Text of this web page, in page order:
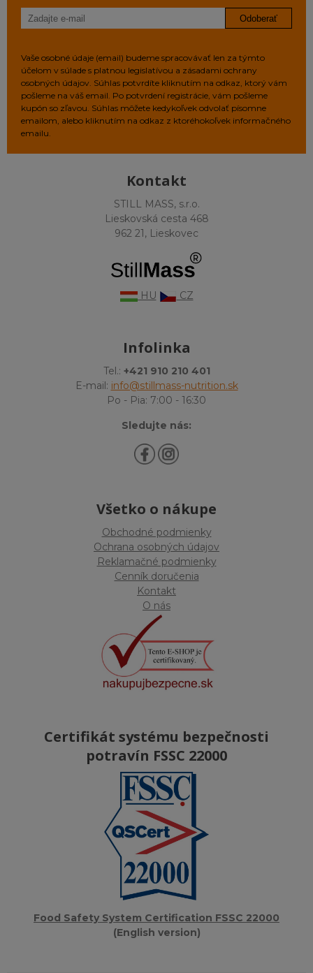
Odoberať
Vaše osobné údaje (email) budeme spracovávať len za týmto
účelom v súlade s platnou legislatívou a zásadami ochrany
osobných údajov. Súhlas potvrdíte kliknutím na odkaz, ktorý vám
pošleme na váš email. Po potvrdení registrácie, vám pošleme
kupón so zľavou. Súhlas môžete kedykoľvek odvolať písomne
emailom, alebo kliknutím na odkaz z ktoréhokoľvek informačného
emailu.
Kontakt
STILL MASS, s.r.o.
Lieskovská cesta 468
962 21, Lieskovec
HU CZ
Infolinka
Tel.: +421 910 210 401
E-mail: info@stillmass-nutrition.sk
Po - Pia: 7:00 - 16:30
Sledujte nás:
Všetko o nákupe
Obchodné podmienky
Ochrana osobných údajov
Reklamačné podmienky
Cenník doručenia
Kontakt
O nás
Certifikát systému bezpečnosti
potravín FSSC 22000
Food Safety System Certification FSSC 22000
(English version)